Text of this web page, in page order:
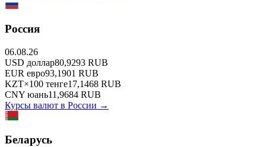
Россия
06.08.26
USD доллар80,9293 RUB
EUR евро93,1901 RUB
KZT×100 тенге17,1468 RUB
CNY юань11,9684 RUB
Курсы валют в России →
Беларусь